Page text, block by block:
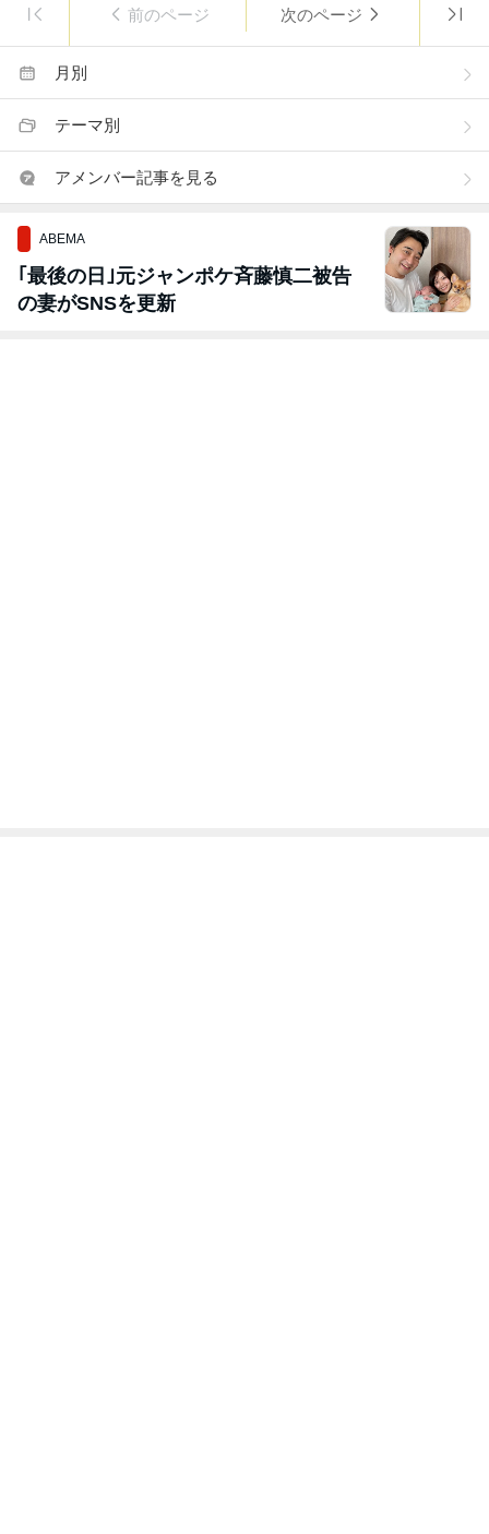
前のページ 次のページ
月別
テーマ別
アメンバー記事を見る
ABEMA
｢最後の日｣元ジャンポケ斉藤慎二被告
の妻がSNSを更新